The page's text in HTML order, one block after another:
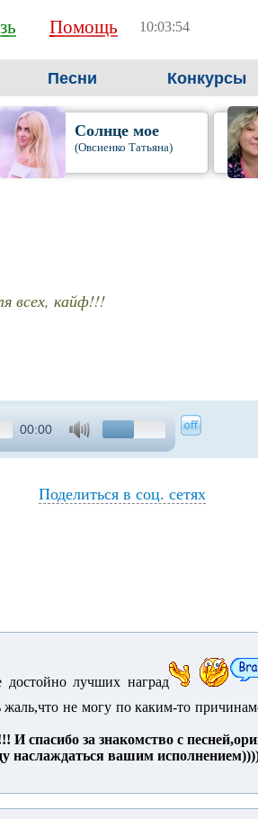
Помощь 10:03:54
Песни Конкурсы
Солнце мое
(Овсиенко Татьяна)
всех, кайф!!!
00:00
Поделиться в соц. сетях
достойно лучших наград
жаль,что не могу по каким-то
спасибо за знакомство с
наслаждаться вашим